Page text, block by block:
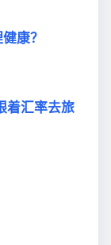
康？
着汇率去旅